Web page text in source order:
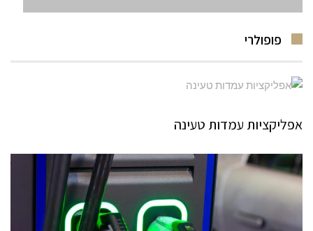
פופולרי
אפליקציות עמדות טעינה